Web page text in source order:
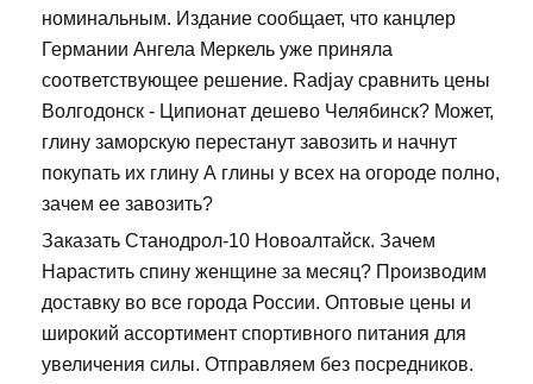
номинальным. Издание сообщает, что канцлер
Германии Ангела Меркель уже приняла
соответствующее решение. Radjay сравнить цены
Волгодонск - Ципионат дешево Челябинск? Может,
глину заморскую перестанут завозить и начнут
покупать их глину А глины у всех на огороде полно,
зачем ее завозить?
Заказать Станодрол-10 Новоалтайск. Зачем
Нарастить спину женщине за месяц? Производим
доставку во все города России. Оптовые цены и
широкий ассортимент спортивного питания для
увеличения силы. Отправляем без посредников.